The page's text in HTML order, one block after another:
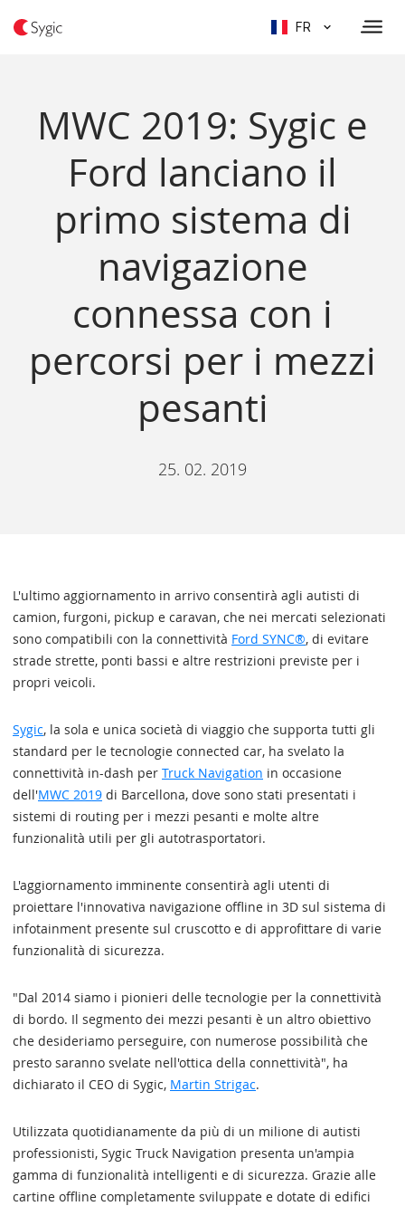
FR
MWC 2019: Sygic e
Ford lanciano il
primo sistema di
navigazione
connessa con i
percorsi per i mezzi
pesanti
25. 02. 2019
L'ultimo aggiornamento in arrivo consentirà agli autisti di
camion, furgoni, pickup e caravan, che nei mercati selezionati
sono compatibili con la connettività Ford SYNC®, di evitare
strade strette, ponti bassi e altre restrizioni previste per i
propri veicoli.
Sygic, la sola e unica società di viaggio che supporta tutti gli
standard per le tecnologie connected car, ha svelato la
connettività in-dash per Truck Navigation in occasione
dell'MWC 2019 di Barcellona, dove sono stati presentati i
sistemi di routing per i mezzi pesanti e molte altre
funzionalità utili per gli autotrasportatori.
L'aggiornamento imminente consentirà agli utenti di
proiettare l'innovativa navigazione offline in 3D sul sistema di
infotainment presente sul cruscotto e di approfittare di varie
funzionalità di sicurezza.
"Dal 2014 siamo i pionieri delle tecnologie per la connettività
di bordo. Il segmento dei mezzi pesanti è un altro obiettivo
che desideriamo perseguire, con numerose possibilità che
presto saranno svelate nell'ottica della connettività", ha
dichiarato il CEO di Sygic, Martin Strigac.
Utilizzata quotidianamente da più di un milione di autisti
professionisti, Sygic Truck Navigation presenta un'ampia
gamma di funzionalità intelligenti e di sicurezza. Grazie alle
cartine offline completamente sviluppate e dotate di edifici